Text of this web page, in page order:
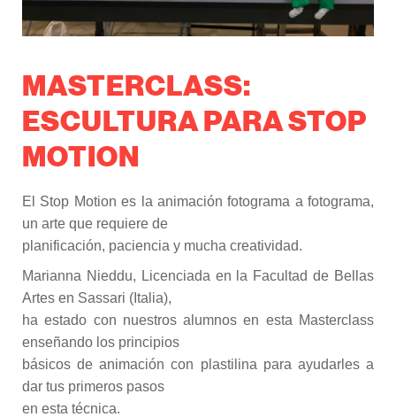
MASTERCLASS:
ESCULTURA PARA STOP
MOTION
El Stop Motion es la animación fotograma a fotograma,
un arte que requiere de
planificación, paciencia y mucha creatividad.
Marianna Nieddu, Licenciada en la Facultad de Bellas
Artes en Sassari (Italia),
ha estado con nuestros alumnos en esta Masterclass
enseñando los principios
básicos de animación con plastilina para ayudarles a
dar tus primeros pasos
en esta técnica.